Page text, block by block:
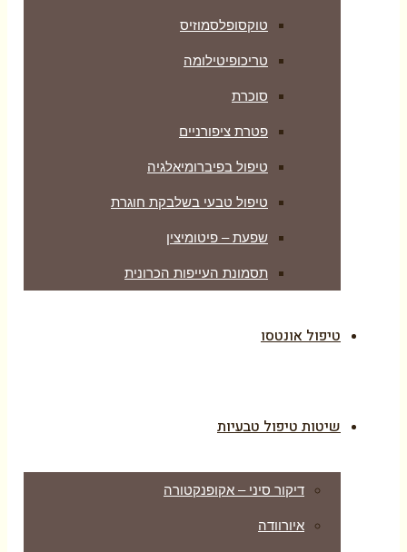
טוקסופלסמוזיס
טריכופיטילומה
סוכרת
פטרת ציפורניים
טיפול בפיברומיאלגיה
טיפול טבעי בשלבקת חוגרת
שפעת – פיטומיצין
תסמונת העייפות הכרונית
טיפול אונטסו
שיטות טיפול טבעיות
דיקור סיני – אקופנקטורה
איורוודה